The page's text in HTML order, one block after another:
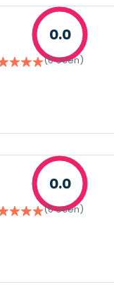
0.0
(0 ocen)
0.0
(0 ocen)